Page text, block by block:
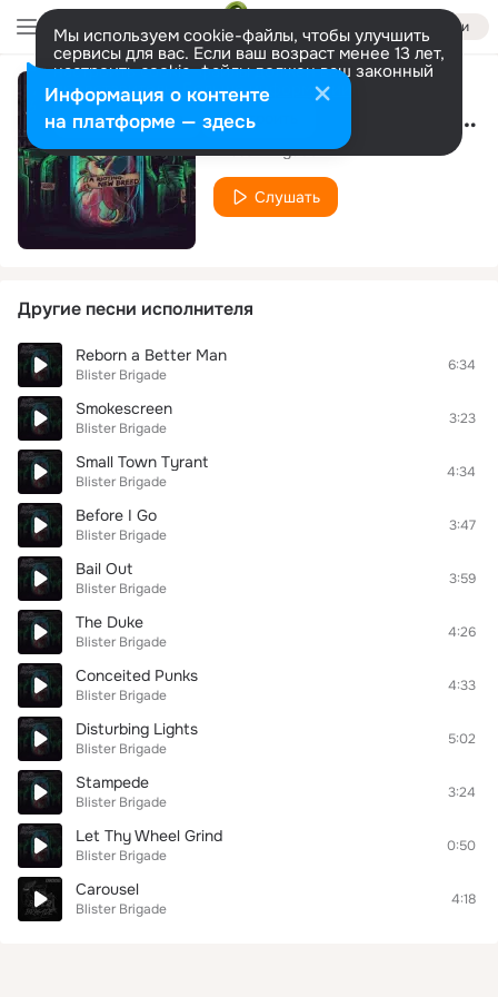
Войти
Мы используем cookie-файлы, чтобы улучшить
сервисы для вас. Если ваш возраст менее 13 лет,
настроить cookie-файлы должен ваш законный
представитель. Больше информации
Разрешить все Настроить Paradise Industrialized
Blister Brigade
Слушать
Другие песни исполнителя
Reborn a Better Man
Blister Brigade
6:34
Smokescreen
Blister Brigade
3:23
Small Town Tyrant
Blister Brigade
4:34
Before I Go
Blister Brigade
3:47
Bail Out
Blister Brigade
3:59
The Duke
Blister Brigade
4:26
Conceited Punks
Blister Brigade
4:33
Disturbing Lights
Blister Brigade
5:02
Stampede
Blister Brigade
3:24
Let Thy Wheel Grind
Blister Brigade
0:50
Carousel
Blister Brigade
4:18
Информация о контенте
на платформе — здесь